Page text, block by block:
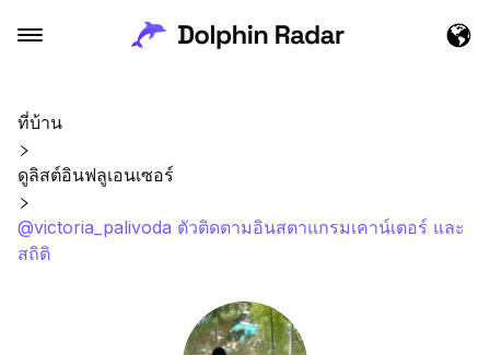
ที่บ้าน
ดูลิสต์อินฟลูเอนเซอร์
@victoria_palivoda ตัวติดตามอินสตาแกรมเคาน์เตอร์ และ
สถิติ